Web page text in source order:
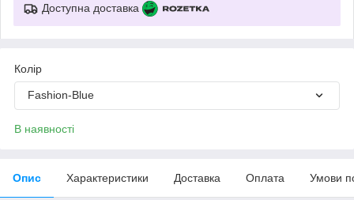
Доступна доставка
Колір
Fashion-Blue
В наявності
Опис Характеристики Доставка Оплата Умови